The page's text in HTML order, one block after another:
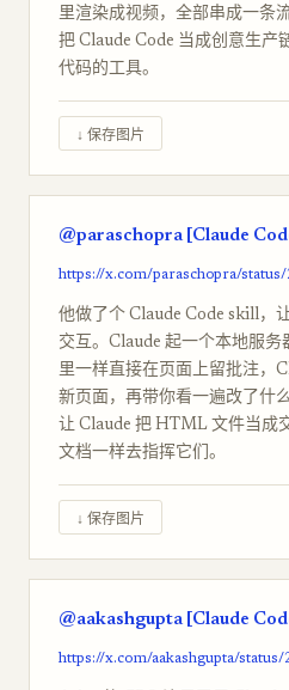
里渲染成视频，全部串成一条
把 Claude Code 当成创意生产
代码的工具。
↓ 保存图片
@paraschopra [Claude
https://x.com/paraschopra/
他做了个 Claude Code skill，
交互。Claude 起一个本地服务
里一样直接在页面上留批注，
新页面，再带你看一遍改了什
让 Claude 把 HTML 文件当成
文档一样去指挥它们。
↓ 保存图片
@aakashgupta [Claude
https://x.com/aakashgupta/